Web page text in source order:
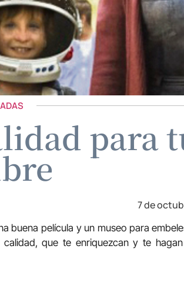
para
7 de
buena película y un museo para
que te enriquezcan y te